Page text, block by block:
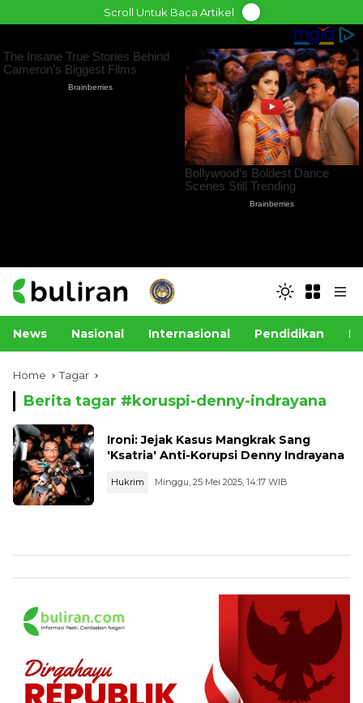
to
Scroll Untuk Baca Artikel
News Nasional Internasional Pendidikan
Home Tagar
Berita tagar #koruspi-denny-indrayana
Ironi: Jejak Kasus Mangkrak Sang
'Ksatria' Anti-Korupsi Denny Indrayana
Hukrim Minggu, 25 Mei 2025, 14:17 WIB